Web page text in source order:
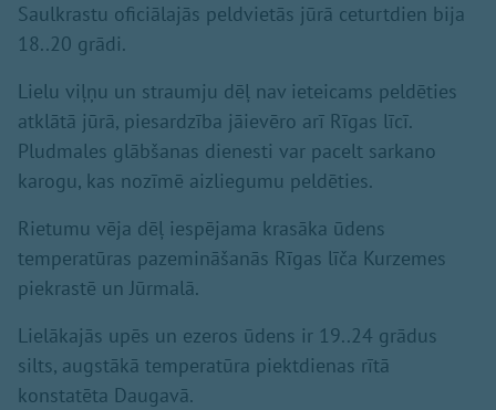
Saulkrastu oficiālajās peldvietās jūrā ceturtdien bija
18..20 grādi.
Lielu viļņu un straumju dēļ nav ieteicams peldēties
atklātā jūrā, piesardzība jāievēro arī Rīgas līcī.
Pludmales glābšanas dienesti var pacelt sarkano
karogu, kas nozīmē aizliegumu peldēties.
Rietumu vēja dēļ iespējama krasāka ūdens
temperatūras pazemināšanās Rīgas līča Kurzemes
piekrastē un Jūrmalā.
Lielākajās upēs un ezeros ūdens ir 19..24 grādus
silts, augstākā temperatūra piektdienas rītā
konstatēta Daugavā.